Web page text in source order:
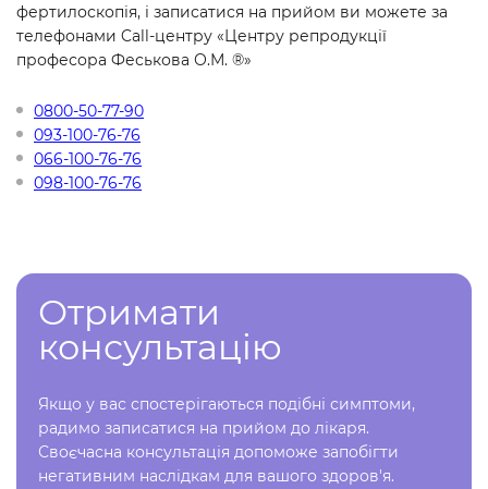
фертилоскопія, і записатися на прийом ви можете за
телефонами Call-центру «Центру репродукції
професора Феськова О.М. ®»
0800-50-77-90
093-100-76-76
066-100-76-76
098-100-76-76
Отримати
консультацію
Якщо у вас спостерігаються подібні симптоми,
радимо записатися на прийом до лікаря.
Своєчасна консультація допоможе запобігти
негативним наслідкам для вашого здоров'я.